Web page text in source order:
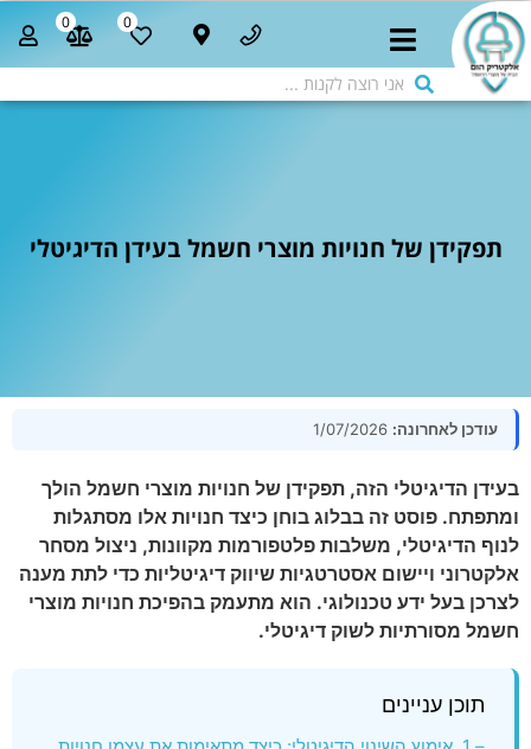
0
0
תפקידן של חנויות מוצרי חשמל בעידן הדיגיטלי
עודכן לאחרונה:
בעידן הדיגיטלי הזה, תפקידן של חנויות מוצרי חשמל הולך
ומתפתח. פוסט זה בבלוג בוחן כיצד חנויות אלו מסתגלות
לנוף הדיגיטלי, משלבות פלטפורמות מקוונות, ניצול מסחר
אלקטרוני ויישום אסטרטגיות שיווק דיגיטליות כדי לתת מענה
לצרכן בעל ידע טכנולוגי. הוא מתעמק בהפיכת חנויות מוצרי
חשמל מסורתיות לשוק דיגיטלי.
תוכן עניינים